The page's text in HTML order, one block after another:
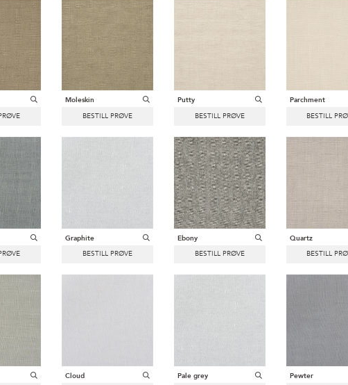
Moleskin Putty Parchment
Graphite Ebony Quartz
Cloud Pale grey Pewter